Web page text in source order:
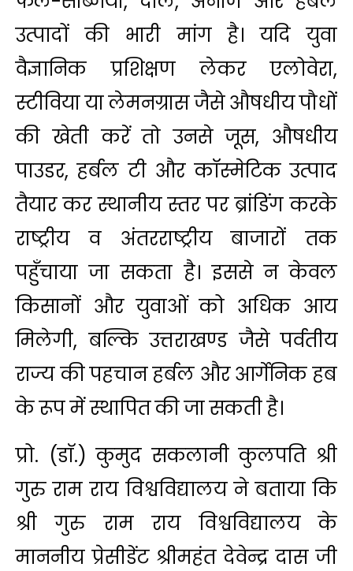
उत्पादों की भारी मांग है। यदि युवा
वैज्ञानिक प्रशिक्षण लेकर एलोवेरा,
स्टीविया या लेमनग्रास जैसे औषधीय पौधों
की खेती करें तो उनसे जूस, औषधीय
पाउडर, हर्बल टी और कॉस्मेटिक उत्पाद
तैयार कर स्थानीय स्तर पर ब्रांडिंग करके
राष्ट्रीय व अंतरराष्ट्रीय बाजारों तक
पहुँचाया जा सकता है। इससे न केवल
किसानों और युवाओं को अधिक आय
मिलेगी, बल्कि उत्तराखण्ड जैसे पर्वतीय
राज्य की पहचान हर्बल और आर्गेनिक हब
के रूप में स्थापित की जा सकती है।
प्रो. (डाॅ.) कुमुद सकलानी कुलपति श्री
गुरु राम राय विश्वविद्यालय ने बताया कि
श्री गुरु राम राय विश्वविद्यालय के
माननीय प्रेसीडेंट श्रीमहंत देवेन्द्र दास जी